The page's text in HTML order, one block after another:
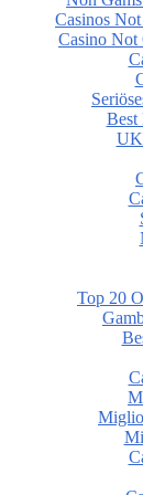
Casinos
Casino Not
Best
UK
Top 20